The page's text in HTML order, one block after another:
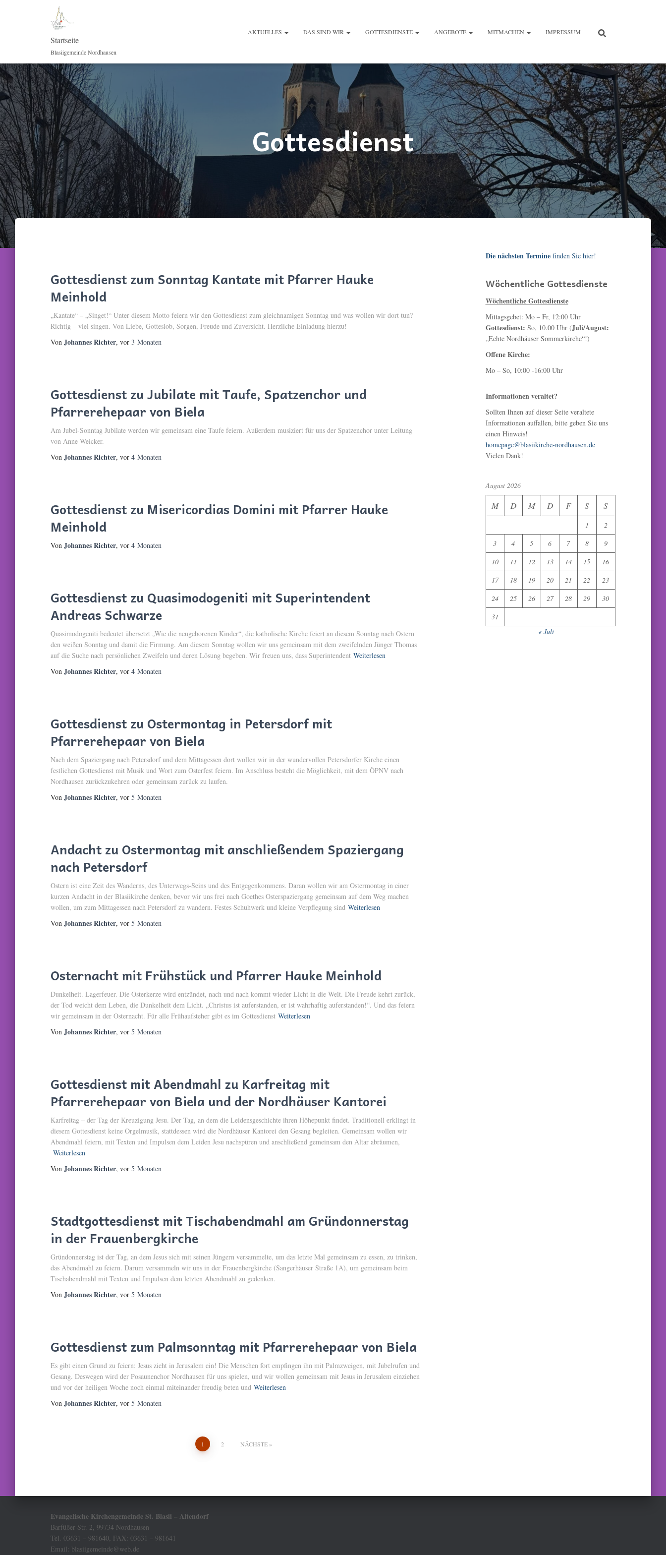
Startseite
Blasiigemeinde Nordhausen
AKTUELLES DAS SIND WIR GOTTESDIENSTE ANGEBOTE MITMACHEN IMPRESSUM
Gottesdienst
Gottesdienst zum Sonntag Kantate mit Pfarrer Hauke
Meinhold
„Kantate“ – „Singet!“ Unter diesem Motto feiern wir den Gottesdienst zum gleichnamigen Sonntag und was wollen wir dort tun?
Richtig – viel singen. Von Liebe, Gotteslob, Sorgen, Freude und Zuversicht. Herzliche Einladung hierzu!
Von Johannes Richter, vor 3 Monaten
Gottesdienst zu Jubilate mit Taufe, Spatzenchor und
Pfarrerehepaar von Biela
Am Jubel-Sonntag Jubilate werden wir gemeinsam eine Taufe feiern. Außerdem musiziert für uns der Spatzenchor unter Leitung
von Anne Weicker.
Von Johannes Richter, vor 4 Monaten
Gottesdienst zu Misericordias Domini mit Pfarrer Hauke
Meinhold
Von Johannes Richter, vor 4 Monaten
Gottesdienst zu Quasimodogeniti mit Superintendent
Andreas Schwarze
Quasimodogeniti bedeutet übersetzt „Wie die neugeborenen Kinder“, die katholische Kirche feiert an diesem Sonntag nach Ostern
den weißen Sonntag und damit die Firmung. Am diesem Sonntag wollen wir uns gemeinsam mit dem zweifelnden Jünger Thomas
auf die Suche nach persönlichen Zweifeln und deren Lösung begeben. Wir freuen uns, dass Superintendent Weiterlesen
Von Johannes Richter, vor 4 Monaten
Gottesdienst zu Ostermontag in Petersdorf mit
Pfarrerehepaar von Biela
Nach dem Spaziergang nach Petersdorf und dem Mittagessen dort wollen wir in der wundervollen Petersdorfer Kirche einen
festlichen Gottesdienst mit Musik und Wort zum Osterfest feiern. Im Anschluss besteht die Möglichkeit, mit dem ÖPNV nach
Nordhausen zurückzukehren oder gemeinsam zurück zu laufen.
Von Johannes Richter, vor 5 Monaten
Andacht zu Ostermontag mit anschließendem Spaziergang
nach Petersdorf
Ostern ist eine Zeit des Wanderns, des Unterwegs-Seins und des Entgegenkommens. Daran wollen wir am Ostermontag in einer
kurzen Andacht in der Blasiikirche denken, bevor wir uns frei nach Goethes Osterspaziergang gemeinsam auf dem Weg machen
wollen, um zum Mittagessen nach Petersdorf zu wandern. Festes Schuhwerk und kleine Verpflegung sind Weiterlesen
Von Johannes Richter, vor 5 Monaten
Osternacht mit Frühstück und Pfarrer Hauke Meinhold
Dunkelheit. Lagerfeuer. Die Osterkerze wird entzündet, nach und nach kommt wieder Licht in die Welt. Die Freude kehrt zurück,
der Tod weicht dem Leben, die Dunkelheit dem Licht. „Christus ist auferstanden, er ist wahrhaftig auferstanden!“. Und das feiern
wir gemeinsam in der Osternacht. Für alle Frühaufsteher gibt es im Gottesdienst Weiterlesen
Von Johannes Richter, vor 5 Monaten
Gottesdienst mit Abendmahl zu Karfreitag mit
Pfarrerehepaar von Biela und der Nordhäuser Kantorei
Karfreitag – der Tag der Kreuzigung Jesu. Der Tag, an dem die Leidensgeschichte ihren Höhepunkt findet. Traditionell erklingt in
diesem Gottesdienst keine Orgelmusik, stattdessen wird die Nordhäuser Kantorei den Gesang begleiten. Gemeinsam wollen wir
Abendmahl feiern, mit Texten und Impulsen dem Leiden Jesu nachspüren und anschließend gemeinsam den Altar abräumen,
Weiterlesen
Von Johannes Richter, vor 5 Monaten
Stadtgottesdienst mit Tischabendmahl am Gründonnerstag
in der Frauenbergkirche
Gründonnerstag ist der Tag, an dem Jesus sich mit seinen Jüngern versammelte, um das letzte Mal gemeinsam zu essen, zu trinken,
das Abendmahl zu feiern. Darum versammeln wir uns in der Frauenbergkirche (Sangerhäuser Straße 1A), um gemeinsam beim
Tischabendmahl mit Texten und Impulsen dem letzten Abendmahl zu gedenken.
Von Johannes Richter, vor 5 Monaten
Gottesdienst zum Palmsonntag mit Pfarrerehepaar von Biela
Es gibt einen Grund zu feiern: Jesus zieht in Jerusalem ein! Die Menschen fort empfingen ihn mit Palmzweigen, mit Jubelrufen und
Gesang. Deswegen wird der Posaunenchor Nordhausen für uns spielen, und wir wollen gemeinsam mit Jesus in Jerusalem einziehen
und vor der heiligen Woche noch einmal miteinander freudig beten und Weiterlesen
Von Johannes Richter, vor 5 Monaten
Seitennummerierung
Beiträge
1 2 NÄCHSTE
Die nächsten Terminefinden Sie hier!
Wöchentliche Gottesdienste
Wöchentliche Gottesdienste
Mittagsgebet: Mo – Fr, 12:00 Uhr
Gottesdienst: So, 10.00 Uhr (Juli/August:
„Echte Nordhäuser Sommerkirche“!)
Offene Kirche:
Mo – So, 10:00 -16:00 Uhr
Informationen veraltet?
Sollten Ihnen auf dieser Seite veraltete
Informationen auffallen, bitte geben Sie uns
einen Hinweis!
homepage@blasiikirche-nordhausen.de
Vielen Dank!
August 2026
M D M D F S S
1
2
3
4 5 6 7 8
9
10
11 12 13 14 15
16
17
18 19 20 21 22
23
24
25 26 27 28 29
30
31
« Juli
Evangelische Kirchengemeinde St. Blasii – Altendorf
Barfüßer Str. 2, 99734 Nordhausen
Tel. 03631 – 981640, FAX: 03631 – 981641
Email: blasiigemeinde@web.de